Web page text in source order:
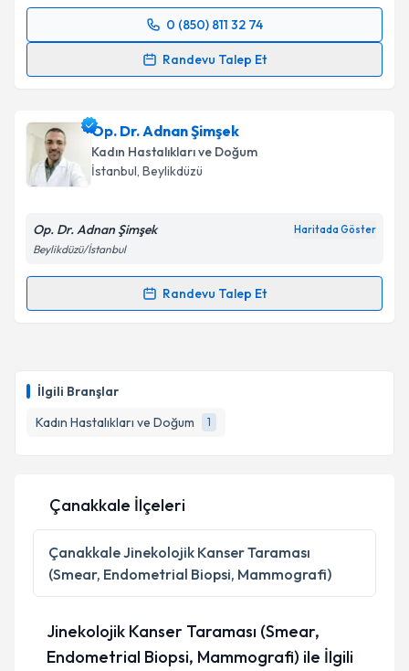
İlgili Branşlar
Kadın Hastalıkları ve Doğum
1
0 (850) 811 32 74
Randevu Talep Et
Randevu Takvimi Talebi
takvim hazırlandığında e-posta ile bilgilendireceğiz.
E-posta Adresiniz
Kişisel verilerimin işlenmesine ilişkin
Metni'ni okudum ve kişisel verilerimin belirtilen
kapsamda işlenmesini kabul ediyorum.
Op. Dr. Adnan Şimşek
Kadın Hastalıkları ve Doğum
İstanbul, Beylikdüzü
Op. Dr. Adnan Şimşek Haritada Göster
Beylikdüzü/İstanbul
Randevu Talep Et
Randevu Takvimi Talebi
takvim hazırlandığında e-posta ile bilgilendireceğiz.
Kişisel verilerimin işlenmesine ilişkinAydınlatma
Metni
'ni okudum ve kişisel verilerimin belirtilen
kapsamda işlenmesini kabul ediyorum.
Takvim Talebini Gönder
Çanakkale İlçeleri
ÇanakkaleJinekolojik Kanser Taraması
(Smear, Endometrial Biopsi, Mammografi)
Jinekolojik Kanser Taraması (Smear,
Endometrial Biopsi, Mammografi) ile İlgili